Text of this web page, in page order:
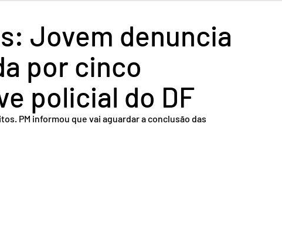
Tecnologia
Transporte Segurança
Jovem denuncia
por cinco
policial do DF
PM informou que vai aguardar a conclusão das